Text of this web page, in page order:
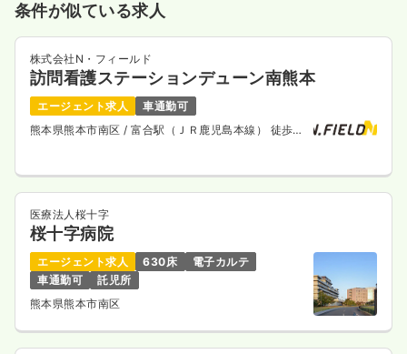
条件が似ている求人
株式会社N・フィールド
訪問看護ステーションデューン南熊本
エージェント求人
車通勤可
熊本県熊本市南区 / 富合駅（ＪＲ鹿児島本線） 徒歩
医療法人桜十字
桜十字病院
エージェント求人 630床
電子カルテ
車通勤可
託児所
熊本県熊本市南区